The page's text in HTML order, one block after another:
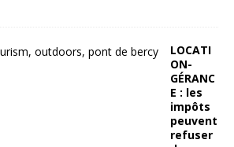
LOCATI
ON-
GÉRANC
E : les
impôts
peuvent
refuser